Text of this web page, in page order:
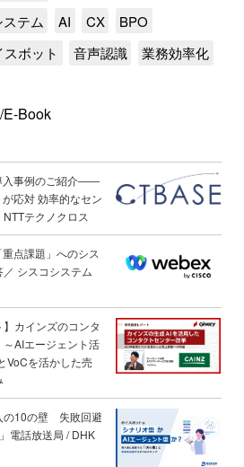
テム
AI CX
BPO
スボット 音声認識 業務効率化
Book
入事例のご紹介――
応対 効率的なセン
テクノクロス
点課題」へのシス
シスコシステム
】カインズのコンタ
AIエージェント活
VoCを活かした売
の10の壁 失敗回避
電話放送局 / DHK